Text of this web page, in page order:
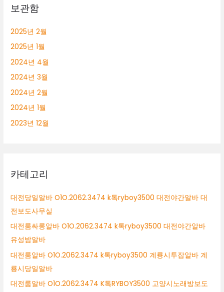
보관함
2025년 2월
2025년 1월
2024년 4월
2024년 3월
2024년 2월
2024년 1월
2023년 12월
카테고리
대전당일알바 O1O.2062.3474 k톡ryboy3500 대전야간알바 대
전보도사무실
대전룸싸롱알바 O1O.2062.3474 k톡ryboy3500 대전야간알바
유성밤알바
대전룸알바 O1O.2062.3474 k톡ryboy3500 계룡시투잡알바 계
룡시당일알바
대전룸알바 O1O.2062.3474 K톡RYBOY3500 고양시노래방보도